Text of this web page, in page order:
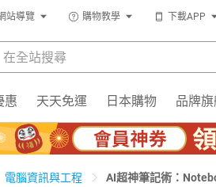
站導覽 購物教學 下載APP
惠 天天免運 日本購物 品牌
電腦資訊與工程 AI超神筆記術：